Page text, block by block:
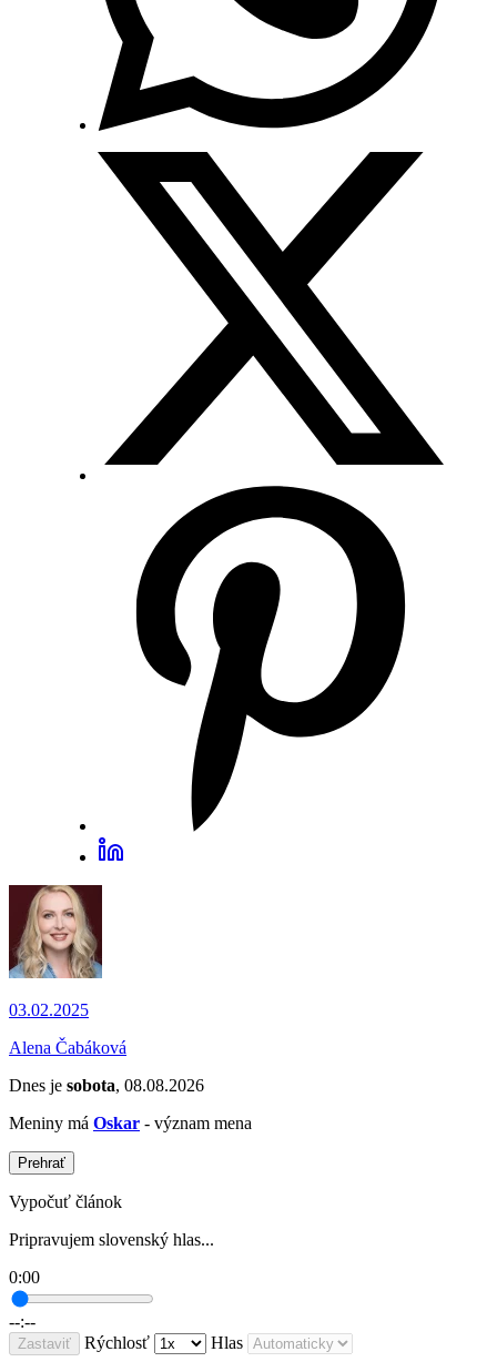
03.02.2025
Alena Čabáková
Dnes je sobota, 08.08.2026
Meniny má Oskar - význam mena
Prehrať
Vypočuť článok
Pripravujem slovenský hlas...
0:00
--:--
Zastaviť Rýchlosť Hlas